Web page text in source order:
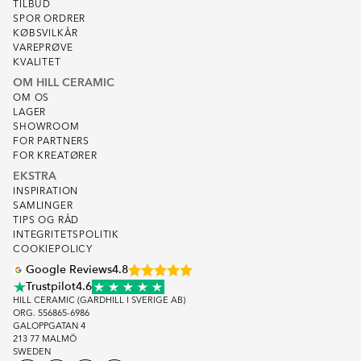
Hængende Lampe Vänern Transparent Grafit Blank
kr/st
TILBUD
SPOR ORDRER
KØBSVILKÅR
VAREPRØVE
KVALITET
OM HILL CERAMIC
OM OS
LAGER
SHOWROOM
FOR PARTNERS
FOR KREATØRER
EKSTRA
INSPIRATION
SAMLINGER
TIPS OG RÅD
INTEGRITETSPOLITIK
COOKIEPOLICY
Google Reviews4.8
Trustpilot4.6
HILL CERAMIC (GARDHILL I SVERIGE AB)
ORG. 556865-6986
GALOPPGATAN 4
213 77 MALMÖ
SWEDEN